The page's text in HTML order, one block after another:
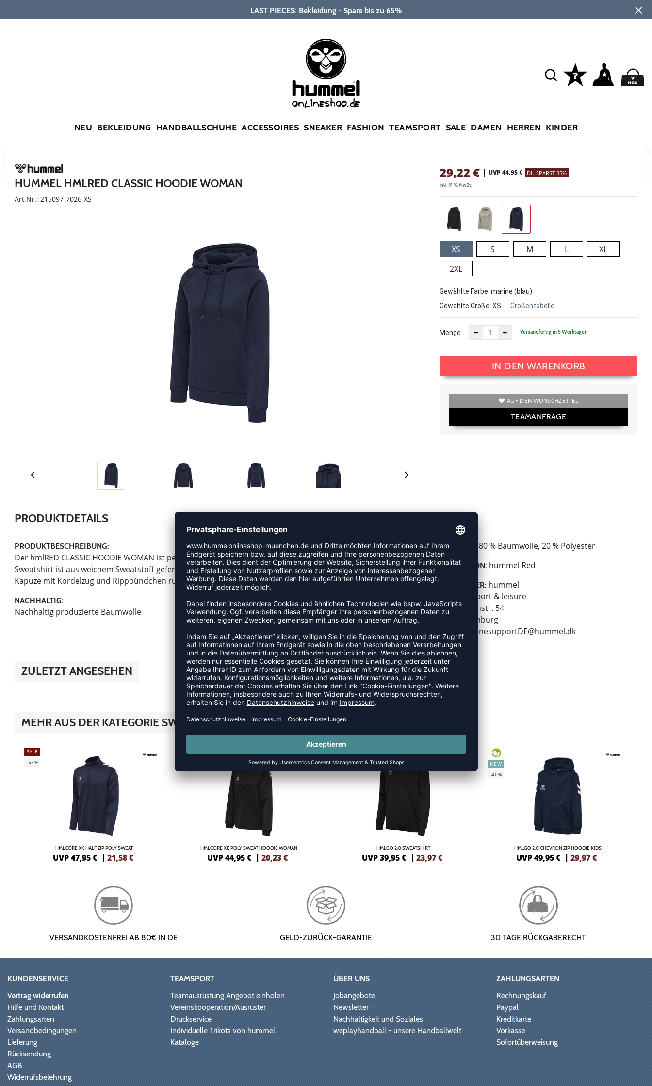
LAST PIECES: Bekleidung - Spare bis zu 65%
NEU BEKLEIDUNG HANDBALLSCHUHE ACCESSOIRES SNEAKER FASHION TEAMSPORT SALE DAMEN HERREN KINDER
HUMMEL HMLRED CLASSIC HOODIE WOMAN
Art.Nr.: 215097-7026-XS
29,22€ | UVP 44,95 € DU SPARST 35%
inkl. 19 % MwSt.
XS S M L
XL
2XL
Gewählte Farbe: marine (blau)
Gewählte Größe: XS Größentabelle
Menge Versandfertig in 5 Werktagen
IN DEN WARENKORB
AUF DEN WUNSCHZETTEL
TEAMANFRAGE
PRODUKTDETAILS
PRODUKTBESCHREIBUNG:
Der hmlRED CLASSIC HOODIE WOMAN ist perfekt fürs Überziehen nach dem Training. Dieses hummel®
Sweatshirt ist aus weichem Sweatstoff gefertigt, der auf der Innenseite angeraut ist. Die mit Jersey gefütterte
Kapuze mit Kordelzug und Rippbündchen runden den Look ab.
NACHHALTIG:
Nachhaltig produzierte Baumwolle
MATERIAL: 80 % Baumwolle, 20 % Polyester
KOLLEKTION: hummel Red
HERSTELLER: hummel
hummel sport & leisure
Leverkusenstr. 54
22761 Hamburg
E-Mail:
onlinesupportDE@hummel.dk
ZULETZT ANGESEHEN
MEHR AUS DER KATEGORIE SWEATS/HOODIES
SALE
-55%
HMLCORE XK HALF ZIP POLY SWEAT
UVP 47,95 € | 21,58€
SALE
HMLCORE XK POLY SWEAT HOODIE WOMAN
UVP 44,95 € |20,23€
-40%
HMLGO 2.0 SWEATSHIRT
UVP 39,95 € | 23,97€
GREEN
NEW
-40%
HMLGO 2.0 CHEVRON ZIP HOODIE KIDS
UVP 49,95 € |29,97€
VERSANDKOSTENFREI AB 80€ IN DE GELD-ZURÜCK-GARANTIE 30 TAGE RÜCKGABERECHT
KUNDENSERVICE
Vertrag widerrufen
Hilfe und Kontakt
Zahlungsarten
Versandbedingungen
Lieferung
Rücksendung
AGB
Widerrufsbelehrung
TEAMSPORT
Teamausrüstung Angebot einholen
Vereinskooperation/Ausrüster
Druckservice
Individuelle Trikots von hummel
Kataloge
ÜBER UNS
Jobangebote
Newsletter
Nachhaltigkeit und Soziales
weplayhandball - unsere Handballwelt
ZAHLUNGSARTEN
Rechnungskauf
Paypal
Kreditkarte
Vorkasse
Sofortüberweisung